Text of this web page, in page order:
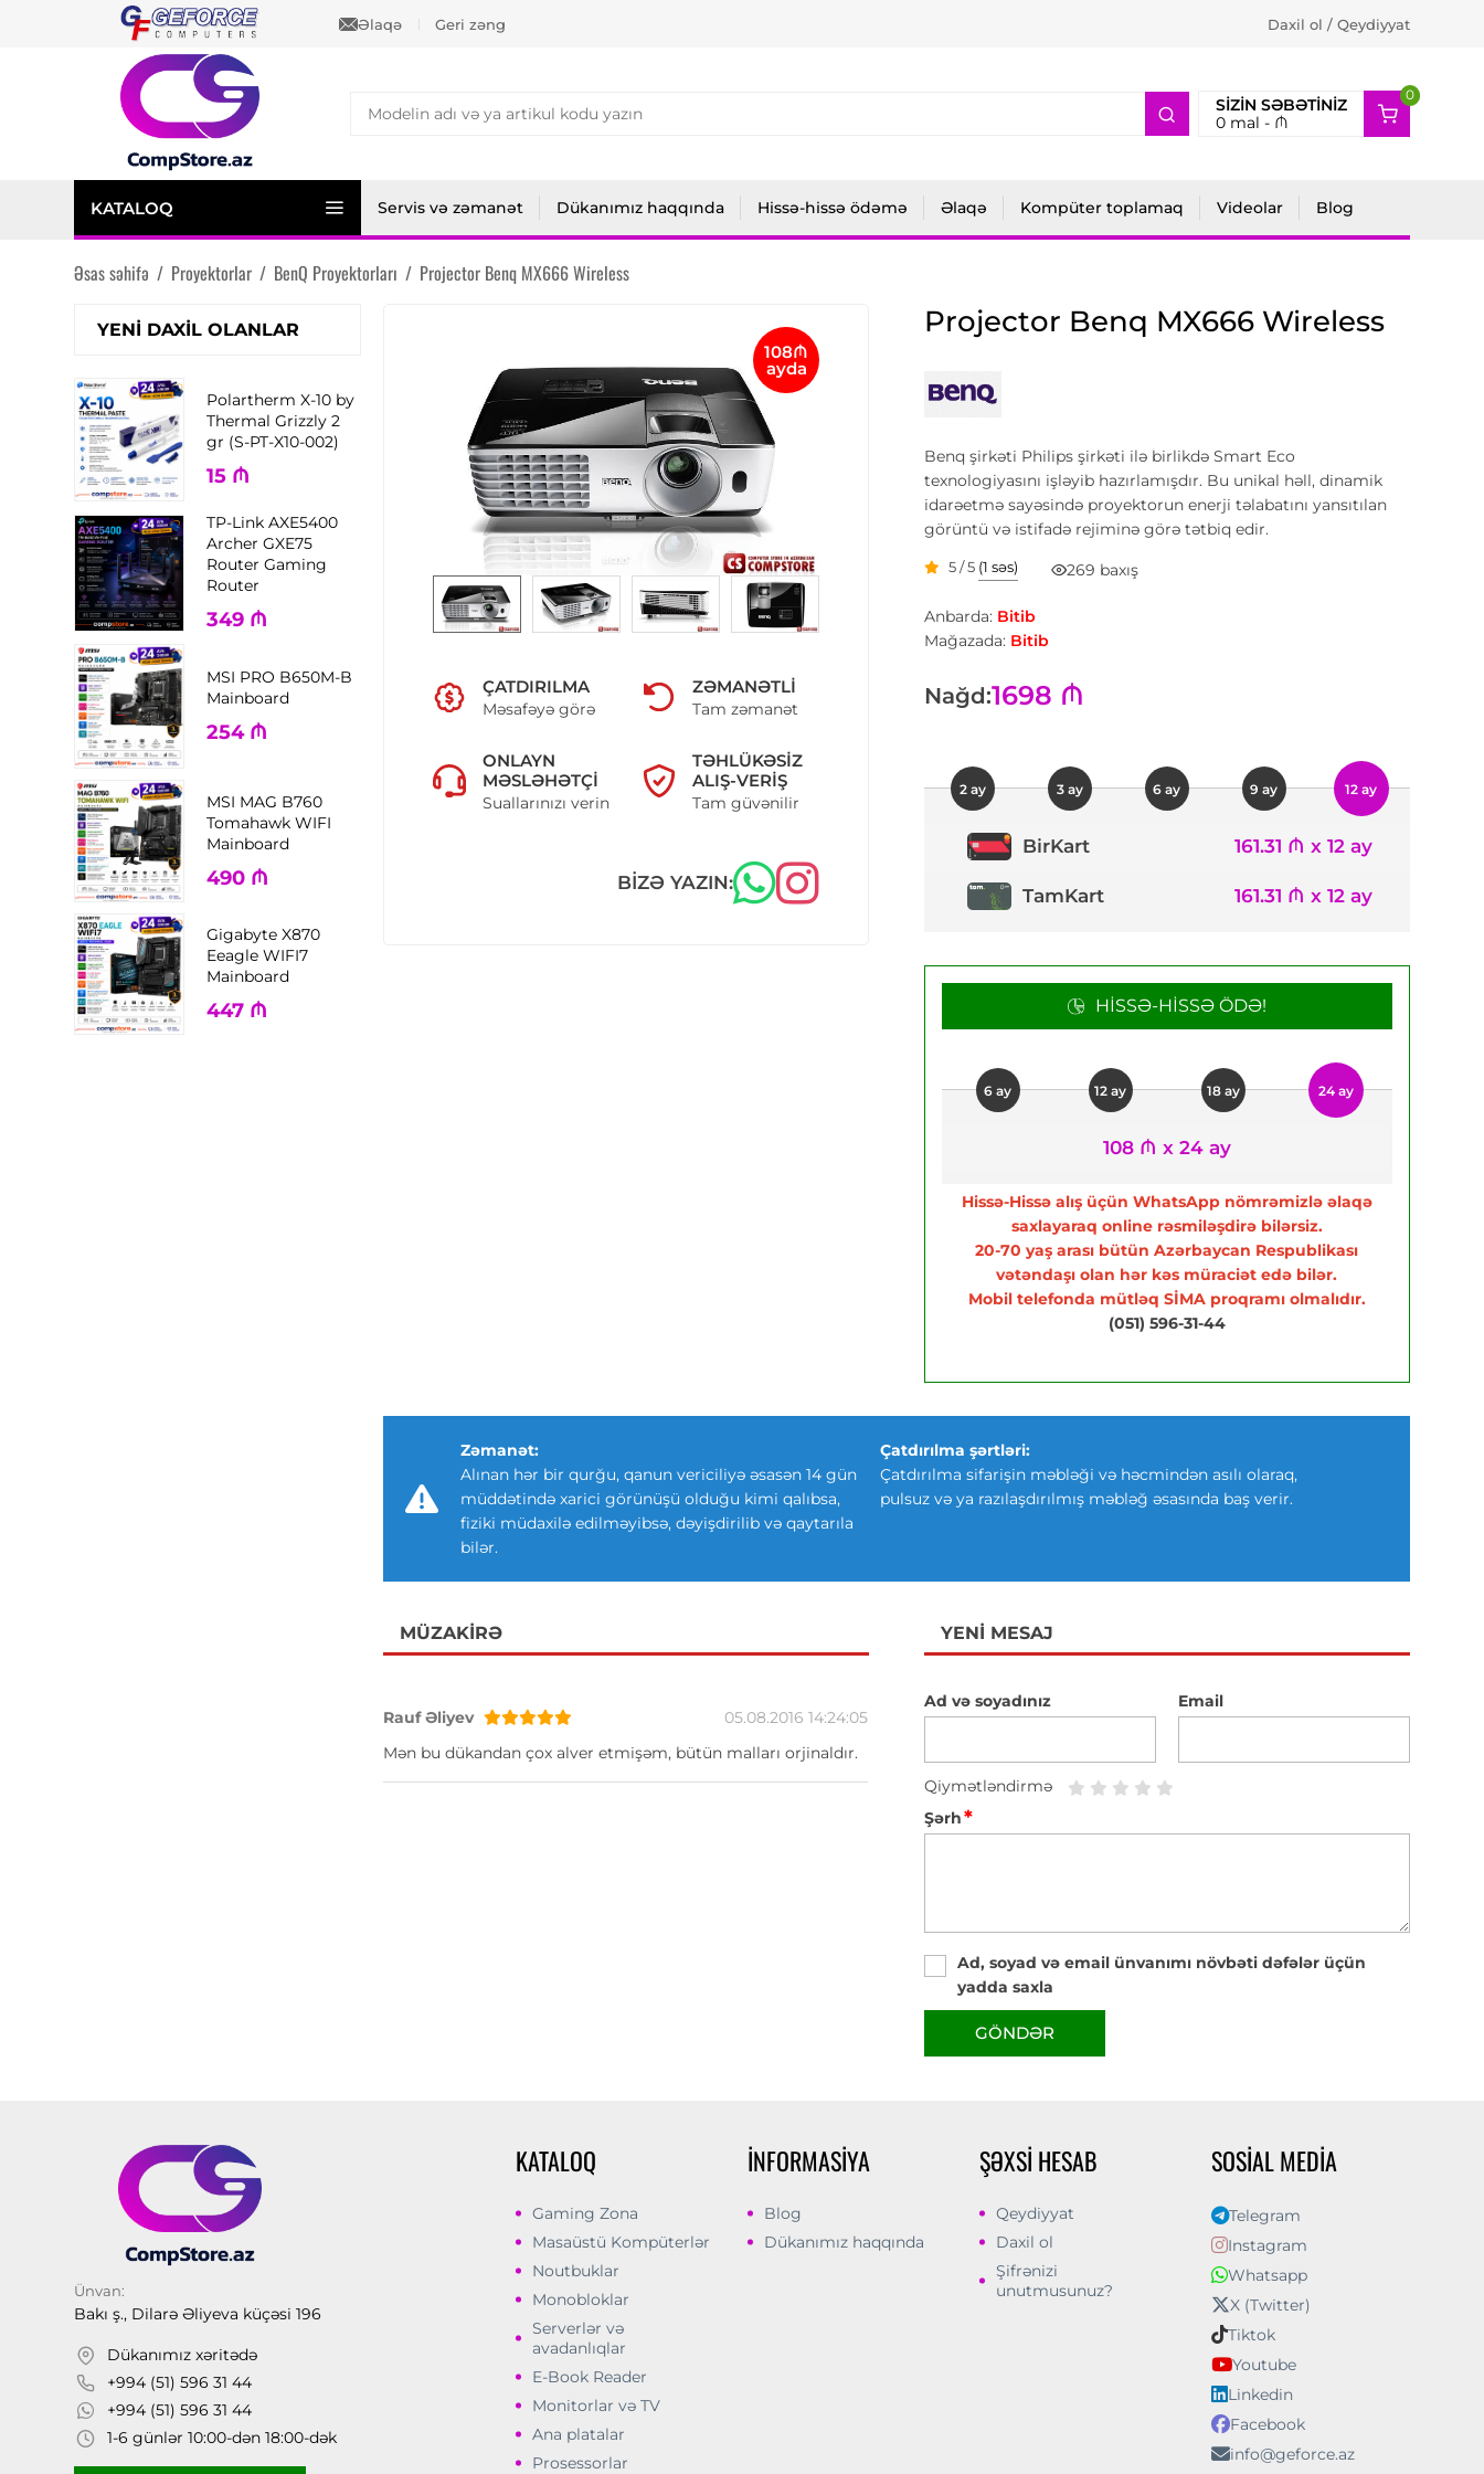
Əlaqə Geri zəng Daxil ol / Qeydiyyat
SIZIN SƏBƏTINIZ
0mal - ₼
0
2
KATALOQ Servis və zəmanət Dükanımız haqqında Hissə-hissə ödəmə Əlaqə Kompüter toplamaq Videolar Blog
Əsas səhifə / Proyektorlar / BenQ Proyektorları / Projector Benq MX666 Wireless
YENI DAXIL OLANLAR
Polartherm X-10 by
Thermal Grizzly 2
gr (S-PT-X10-002)
15 ₼
TP-Link AXE5400
Archer GXE75
Router Gaming
Router
349 ₼
MSI PRO B650M-B
Mainboard
254 ₼
MSI MAG B760
Tomahawk WIFI
Mainboard
490 ₼
Gigabyte X870
Eeagle WIFI7
Mainboard
447 ₼
108₼
ayda
ÇATDIRILMA
Məsafəyə görə
ZƏMANƏTLI
Tam zəmanət
ONLAYN
MƏSLƏHƏTÇI
Suallarınızı verin
TƏHLÜKƏSIZ
ALIŞ-VERIŞ
Tam güvənilir
BIZƏ YAZIN:
Projector Benq MX666 Wireless
Benq şirkəti Philips şirkəti ilə birlikdə Smart Eco
texnologiyasını işləyib hazırlamışdır. Bu unikal həll, dinamik
idarəetmə sayəsində proyektorun enerji təlabatını yansıtılan
görüntü və istifadə rejiminə görə tətbiq edir.
5 / 5 (1 səs) 269 baxış
Anbarda: Bitib
Mağazada: Bitib
Nağd:1698 ₼
2 ay 3 ay 6 ay 9 ay 12 ay
BirKart 161.31 ₼ x 12 ay
TamKart 161.31 ₼ x 12 ay
HISSƏ-HISSƏ ÖDƏ!
6 ay 12 ay 18 ay 24 ay
108 ₼ x 24 ay
Hissə-Hissə alış üçün WhatsApp nömrəmizlə əlaqə
saxlayaraq online rəsmiləşdirə bilərsiz.
20-70 yaş arası bütün Azərbaycan Respublikası
vətəndaşı olan hər kəs müraciət edə bilər.
Mobil telefonda mütləq SİMA proqramı olmalıdır.
(051) 596-31-44
Zəmanət:
Alınan hər bir qurğu, qanun vericiliyə əsasən 14 gün
müddətində xarici görünüşü olduğu kimi qalıbsa,
fiziki müdaxilə edilməyibsə, dəyişdirilib və qaytarıla
bilər.
Çatdırılma şərtləri:
Çatdırılma sifarişin məbləği və həcmindən asılı olaraq,
pulsuz və ya razılaşdırılmış məbləğ əsasında baş verir.
MÜZAKIRƏ
Rauf Əliyev
05.08.2016 14:24:05
Mən bu dükandan çox alver etmişəm, bütün malları orjinaldır.
YENI MESAJ
Ad və soyadınız Email
Qiymətləndirmə
Şərh*
Ad, soyad və email ünvanımı növbəti dəfələr üçün
yadda saxla
GÖNDƏR
Ünvan:
Bakı ş., Dilarə Əliyeva küçəsi 196
Dükanımız xəritədə
+994 (51) 596 31 44
+994 (51) 596 31 44
1-6 günlər 10:00-dən 18:00-dək
KATALOQ
Gaming Zona
Masaüstü Kompüterlər
Noutbuklar
Monobloklar
Serverlər və
avadanlıqlar
E-Book Reader
Monitorlar və TV
Ana platalar
Prosessorlar
İNFORMASIYA
Blog
Dükanımız haqqında
ŞƏXSI HESAB
Qeydiyyat
Daxil ol
Şifrənizi
unutmusunuz?
SOSIAL MEDIA
Telegram
Instagram
Whatsapp
X (Twitter)
Tiktok
Youtube
Linkedin
Facebook
info@geforce.az